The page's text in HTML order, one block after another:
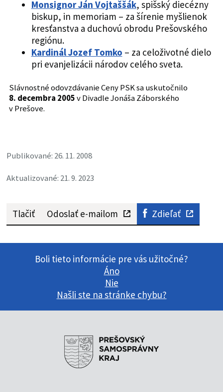
Monsignor Ján Vojtaššák, spišský diecézny
biskup, in memoriam – za šírenie myšlienok
kresťanstva a duchovú obrodu Prešovského
regiónu.
Kardinál Jozef Tomko – za celoživotné dielo
pri evanjelizácii národov celého sveta.
Slávnostné odovzdávanie Ceny PSK sa uskutočnilo
8. decembra 2005v Divadle Jonáša Záborského
v Prešove.
Publikované: 26. 11. 2008
Aktualizované: 21. 9. 2023
Tlačiť Odoslať e-mailom Zdieľať
Boli tieto informácie pre vás užitočné?
Áno
Nie
Našli ste na stránke chybu?